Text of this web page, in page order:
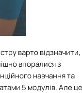
варто відзначити,
впоралися з
навчання та
5 модулів. Але це